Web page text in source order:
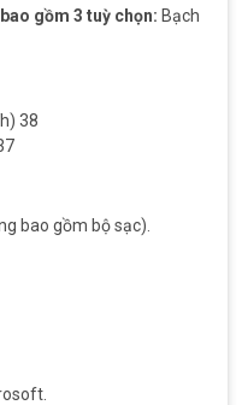
gồm 3 tuỳ chọn: Bạch
38
bao gồm bộ sạc).